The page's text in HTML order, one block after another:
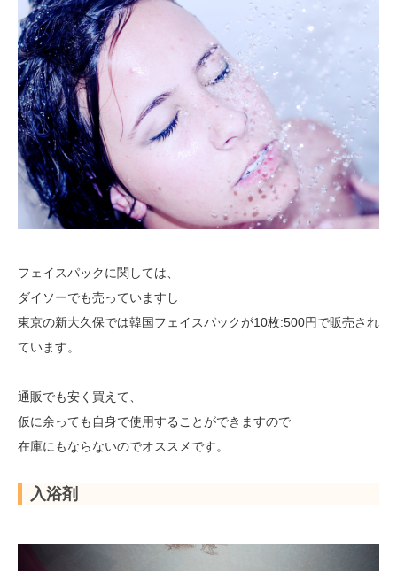
フェイスパックに関しては、
ダイソーでも売っていますし
東京の新大久保では韓国フェイスパックが10枚:500円で販売され
ています。
通販でも安く買えて、
仮に余っても自身で使用することができますので
在庫にもならないのでオススメです。
入浴剤